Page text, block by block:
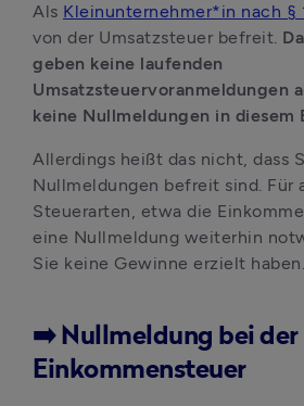
Als Kleinunternehmer*in nach §
von der Umsatzsteuer befreit.
geben keine laufenden
Umsatzsteuervoranmeldungen
keine Nullmeldungen in diesem
Allerdings heißt das nicht, dass
Nullmeldungen befreit sind. Für
Steuerarten, etwa die
eine Nullmeldung weiterhin
Sie keine Gewinne erzielt haben.
➡️ Nullmeldung bei der
Einkommensteuer